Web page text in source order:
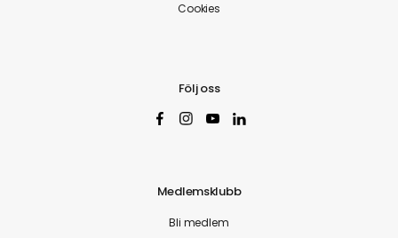
Cookies
Följ oss
Medlemsklubb
Bli medlem